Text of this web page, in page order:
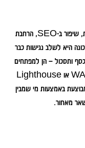
הנגשת אתרים היא מזמן "מאסט", כך שכל עסק רציני חייב להביא זאת בחשבון. בין אם מדובר בדרישה חוקית, שיפור ב-SEO, הרחבת
היא לשלב נגישות כבר
ותסכול – הן למפתחים
והן לבעלי העסק. אם אתם לא בטוחים מה רמת הנגישות של האתר הקיים שלכם, יש כלים חינמיים כמו WAVE או Lighthouse
באמצעות מי שמבין
מאחור.